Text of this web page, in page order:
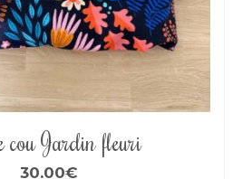
cou Jardin fleuri
30.00€